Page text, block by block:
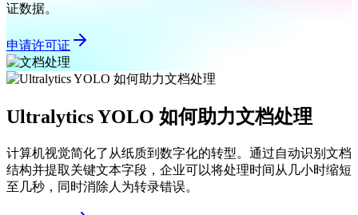
证数据。
申请许可证
Ultralytics YOLO 如何助力文档处理
计算机视觉简化了从纸质到数字化的转型。通过自动识别文档
结构并提取关键文本字段，企业可以将处理时间从几小时缩短
至几秒，同时消除人为转录错误。